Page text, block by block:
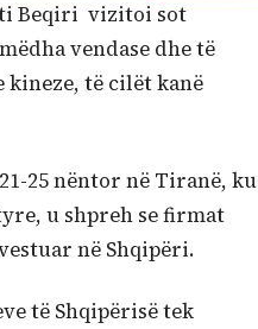
Beqiri vizitoi sot
vendase dhe të
të cilët kanë
25 nëntor në Tiranë, ku
u shpreh se firmat
në Shqipëri.
të Shqipërisë tek